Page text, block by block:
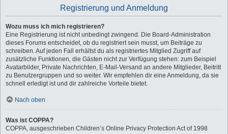
Registrierung und Anmeldung
Wozu muss ich mich registrieren?
Eine Registrierung ist nicht unbedingt zwingend. Die Board-Administration
dieses Forums entscheidet, ob du registriert sein musst, um Beiträge zu
schreiben. Auf jeden Fall erhältst du als registriertes Mitglied Zugriff auf
zusätzliche Funktionen, die Gästen nicht zur Verfügung stehen: zum Beispiel
Avatarbilder, Private Nachrichten, E-Mail-Versand an andere Mitglieder, Beitritt
zu Benutzergruppen und so weiter. Wir empfehlen dir eine Anmeldung, da sie
schnell erledigt ist und dir zahlreiche Vorteile bietet.
Nach oben
Was ist COPPA?
COPPA, ausgeschrieben Children’s Online Privacy Protection Act of 1998